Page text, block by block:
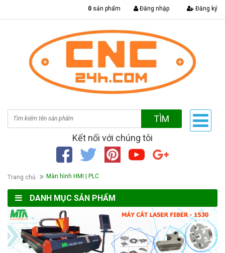
0 sản phẩm Đăng nhập Đăng ký
TÌM
Kết nối với chúng tôi
Trang chủ Màn hình HMI | PLC
DANH MỤC SẢN PHẨM